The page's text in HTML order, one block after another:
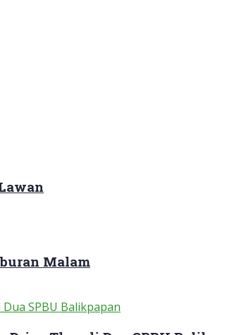
Malam